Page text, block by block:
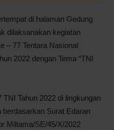
di halaman Gedung
dilaksanakan kegiatan
– 77 Tentara Nasional
2022 dengan Tema “TNI
Tahun 2022 di lingkungan
Surat Edaran
Miltama/SE/45/X/2022